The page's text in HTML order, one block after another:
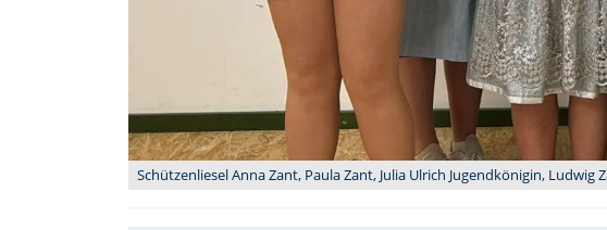
Schützenliesel Anna Zant, Paula Zant, Julia Ulrich Jugendkönigin,